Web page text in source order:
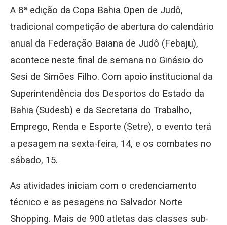
A 8ª edição da Copa Bahia Open de Judô,
tradicional competição de abertura do calendário
anual da Federação Baiana de Judô (Febaju),
acontece neste final de semana no Ginásio do
Sesi de Simões Filho. Com apoio institucional da
Superintendência dos Desportos do Estado da
Bahia (Sudesb) e da Secretaria do Trabalho,
Emprego, Renda e Esporte (Setre), o evento terá
a pesagem na sexta-feira, 14, e os combates no
sábado, 15.
As atividades iniciam com o credenciamento
técnico e as pesagens no Salvador Norte
Shopping. Mais de 900 atletas das classes sub-